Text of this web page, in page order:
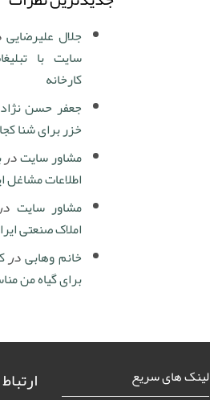
جلال علیرضایی
سایت با
کارخانه
جعفر حسن نژاد
خزر برای شنا
مشاور سایتدر
اطلاعات مشاغل
مشاور سایت
املاک صنعتی
خانم وهابیدر
برای گیاه من
لینک های سریع